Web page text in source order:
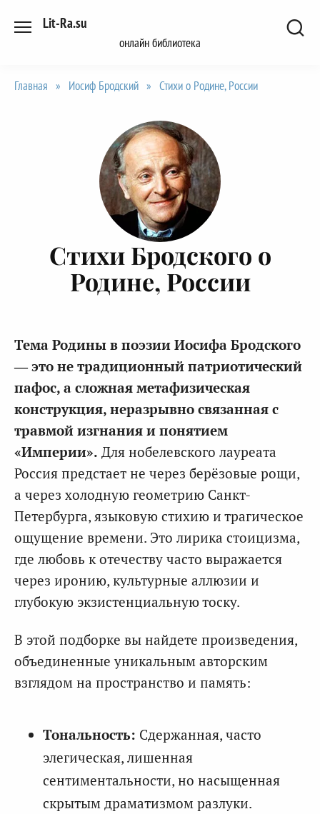
Lit-Ra.su
онлайн библиотека
Главная » Иосиф Бродский » Стихи о Родине, России
Стихи Бродского о
Родине, России
Тема Родины в поэзии Иосифа Бродского
— это не традиционный патриотический
пафос, а сложная метафизическая
конструкция, неразрывно связанная с
травмой изгнания и понятием
«Империи». Для нобелевского лауреата
Россия предстает не через берёзовые рощи,
а через холодную геометрию Санкт-
Петербурга, языковую стихию и трагическое
ощущение времени. Это лирика стоицизма,
где любовь к отечеству часто выражается
через иронию, культурные аллюзии и
глубокую экзистенциальную тоску.
В этой подборке вы найдете произведения,
объединенные уникальным авторским
взглядом на пространство и память:
Тональность: Сдержанная, часто
элегическая, лишенная
сентиментальности, но насыщенная
скрытым драматизмом разлуки.